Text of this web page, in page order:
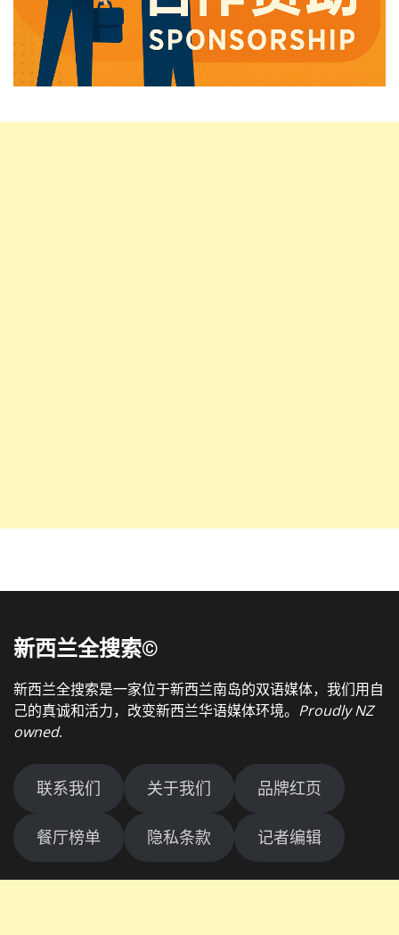
新西兰全搜索©
新西兰全搜索是一家位于新西兰南岛的双语媒体，我们用自
己的真诚和活力，改变新西兰华语媒体环境。 Proudly NZ
owned.
联系我们 关于我们 品牌红页
餐厅榜单 隐私条款 记者编辑